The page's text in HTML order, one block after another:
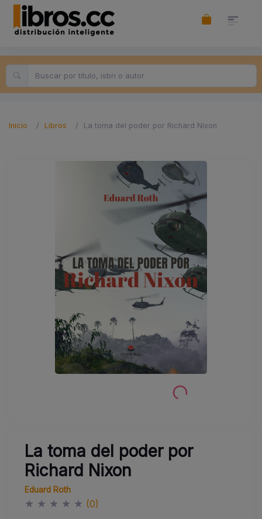
Inicio Libros La toma del poder por Richard Nixon
La toma del poder por
Richard Nixon
Eduard Roth
★ ★ ★ ★ ★ (0)